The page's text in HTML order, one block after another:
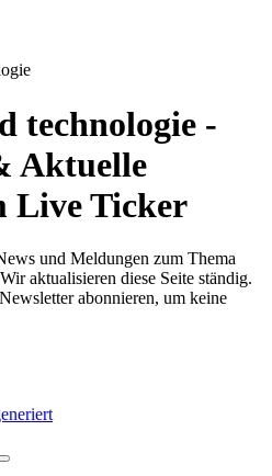
technologie -
Aktuelle
Live Ticker
und Meldungen zum Thema
aktualisieren diese Seite ständig.
abonnieren, um keine